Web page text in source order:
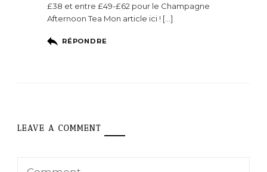
£38 et entre £49-£62 pour le Champagne
Afternoon Tea Mon article ici ! […]
RÉPONDRE
LEAVE A COMMENT